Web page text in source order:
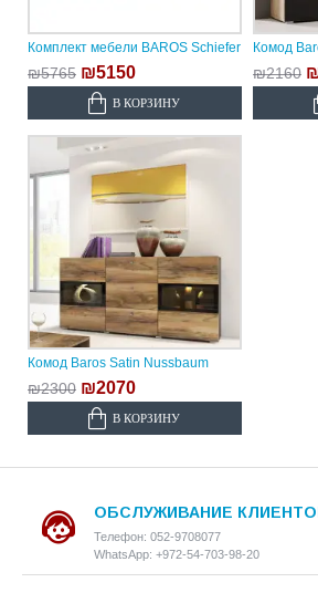
Комплект мебели BAROS Schiefer
₪5765 ₪5150
В КОРЗИНУ
Комод
₪2160
Комод Baros Satin Nussbaum
₪2300 ₪2070
В КОРЗИНУ
ОБСЛУЖИВАНИЕ
Телефон: 052-9708077
WhatsApp: +972-54-703-98-20